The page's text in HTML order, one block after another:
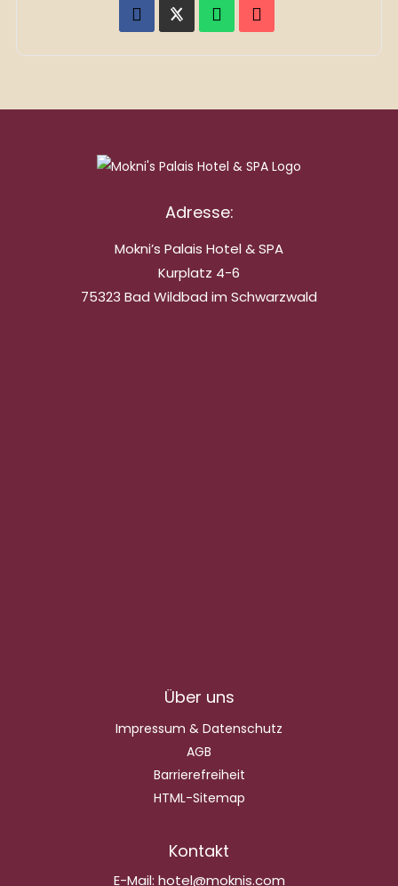
Adresse:
Mokni’s Palais Hotel & SPA
Kurplatz 4-6
75323 Bad Wildbad im Schwarzwald
Über uns
Impressum & Datenschutz
AGB
Barrierefreiheit
HTML-Sitemap
Kontakt
E-Mail: hotel@moknis.com